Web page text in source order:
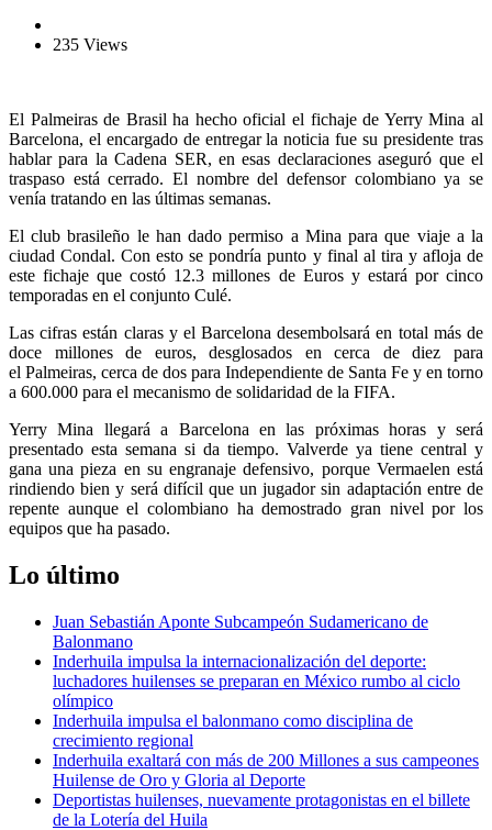
235 Views
El Palmeiras de Brasil ha hecho oficial el fichaje de Yerry Mina al
Barcelona, el encargado de entregar la noticia fue su presidente tras
hablar para la Cadena SER, en esas declaraciones aseguró que el
traspaso está cerrado. El nombre del defensor colombiano ya se
venía tratando en las últimas semanas.
El club brasileño le han dado permiso a Mina para que viaje a la
ciudad Condal. Con esto se pondría punto y final al tira y afloja de
este fichaje que costó 12.3 millones de Euros y estará por cinco
temporadas en el conjunto Culé.
Las cifras están claras y el Barcelona desembolsará en total más de
doce millones de euros, desglosados en cerca de diez para
el Palmeiras, cerca de dos para Independiente de Santa Fe y en torno
a 600.000 para el mecanismo de solidaridad de la FIFA.
Yerry Mina llegará a Barcelona en las próximas horas y será
presentado esta semana si da tiempo. Valverde ya tiene central y
gana una pieza en su engranaje defensivo, porque Vermaelen está
rindiendo bien y será difícil que un jugador sin adaptación entre de
repente aunque el colombiano ha demostrado gran nivel por los
equipos que ha pasado.
Lo último
Juan Sebastián Aponte Subcampeón Sudamericano de
Balonmano
Inderhuila impulsa la internacionalización del deporte:
luchadores huilenses se preparan en México rumbo al ciclo
olímpico
Inderhuila impulsa el balonmano como disciplina de
crecimiento regional
Inderhuila exaltará con más de 200 Millones a sus campeones
Huilense de Oro y Gloria al Deporte
Deportistas huilenses, nuevamente protagonistas en el billete
de la Lotería del Huila